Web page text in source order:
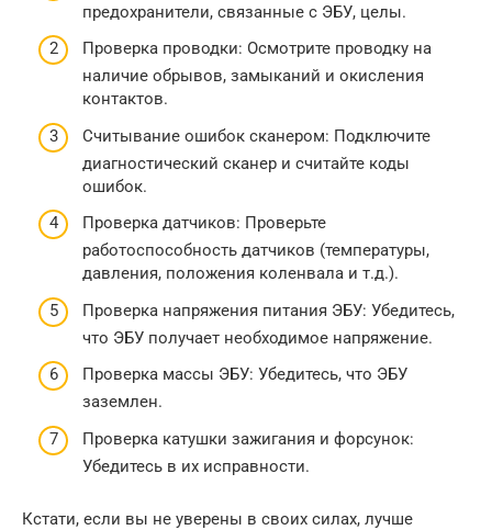
предохранители, связанные с ЭБУ, целы.
Проверка проводки: Осмотрите проводку на
наличие обрывов, замыканий и окисления
контактов.
Считывание ошибок сканером: Подключите
диагностический сканер и считайте коды
ошибок.
Проверка датчиков: Проверьте
работоспособность датчиков (температуры,
давления, положения коленвала и т.д.).
Проверка напряжения питания ЭБУ: Убедитесь,
что ЭБУ получает необходимое напряжение.
Проверка массы ЭБУ: Убедитесь, что ЭБУ
заземлен.
Проверка катушки зажигания и форсунок:
Убедитесь в их исправности.
Кстати, если вы не уверены в своих силах, лучше